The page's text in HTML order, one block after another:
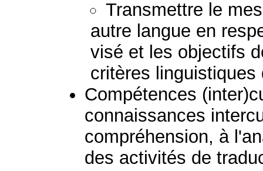
Transmettre le
autre langue en
visé et les objectifs
critères
Compétences
connaissances
compréhension, à
des activités de